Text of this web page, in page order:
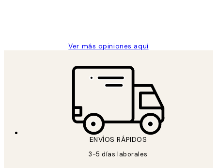
Ver más opiniones aquí
ENVÍOS RÁPIDOS
3-5 días laborales